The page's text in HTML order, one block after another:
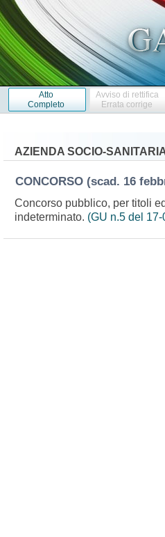
Atto
Completo
Avviso di rettifica
Errata corrige
AZIENDA SOCIO-
CONCORSO (scad. 16
Concorso pubblico, per titoli
indeterminato. (GU n.5 del